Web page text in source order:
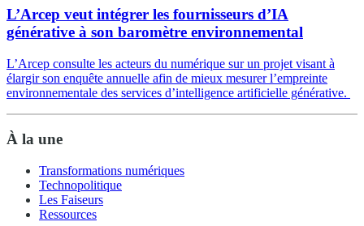
L’Arcep veut intégrer les fournisseurs d’IA
générative à son baromètre environnemental
L’Arcep consulte les acteurs du numérique sur un projet visant à
élargir son enquête annuelle afin de mieux mesurer l’empreinte
environnementale des services d’intelligence artificielle générative.
À la une
Transformations numériques
Technopolitique
Les Faiseurs
Ressources